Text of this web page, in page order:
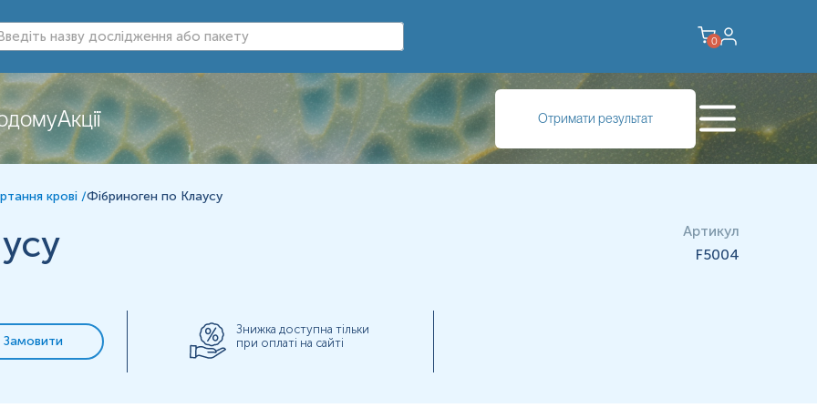
0
Акції Отримати результат
аналіз крові, що визначає здатність фібриногену утворювати фібриновий згусток після впливу високої концентрації
ключову роль у процесі згортання крові. Після зв'язування тромбіну (фактор IIa) з фібриногеном (кінцевий етап
крові /Фібриноген по Клаусу
Артикул
F5004
Замовити
Знижка доступна тільки
при оплаті на сайті